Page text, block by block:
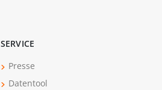
SERVICE
Presse
Datentool